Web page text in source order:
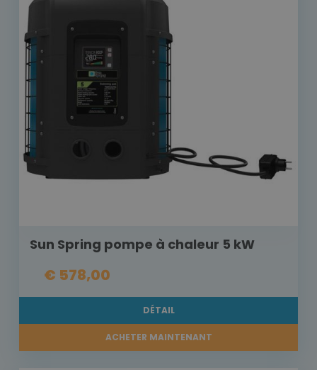
Sun Spring pompe à chaleur 5 kW
€ 578,00
DÉTAIL
ACHETER MAINTENANT